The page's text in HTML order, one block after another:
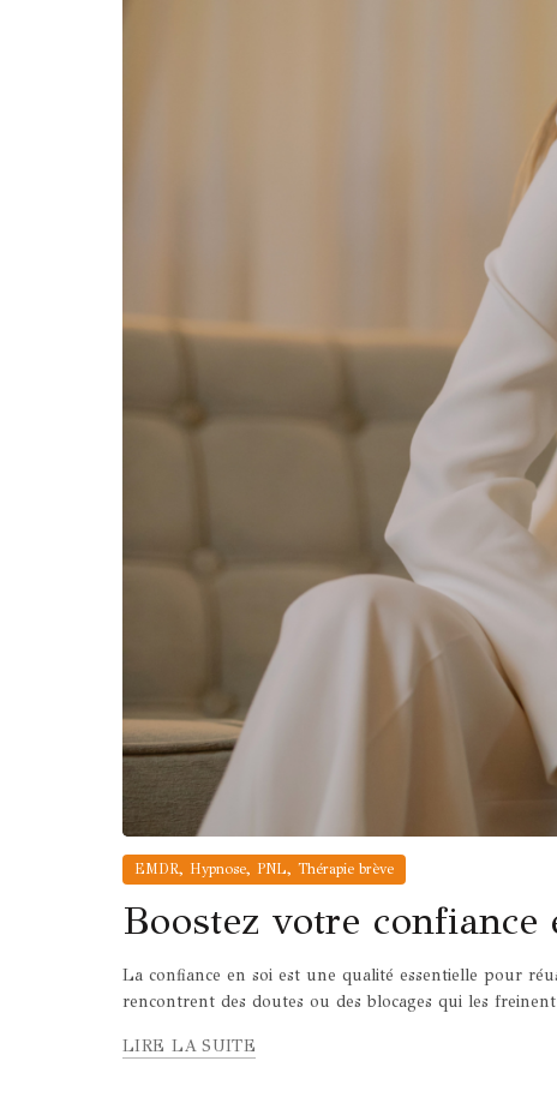
EMDR, Hypnose, PNL, Thérapie brève
Boostez votre
La confiance en soi est une qualité essentielle pour
rencontrent des doutes ou des blocages qui les
LIRE LA SUITE